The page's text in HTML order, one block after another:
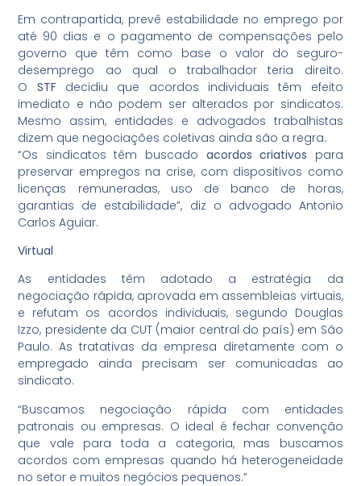
Em contrapartida, prevê estabilidade no emprego por
até 90 dias e o pagamento de compensações pelo
governo que têm como base o valor do seguro-
desemprego ao qual o trabalhador teria direito.
O STF decidiu que acordos individuais têm efeito
imediato e não podem ser alterados por sindicatos.
Mesmo assim, entidades e advogados trabalhistas
dizem que negociações coletivas ainda são a regra.
“Os sindicatos têm buscado acordos criativos para
preservar empregos na crise, com dispositivos como
licenças remuneradas, uso de banco de horas,
garantias de estabilidade”, diz o advogado Antonio
Carlos Aguiar.
Virtual
As entidades têm adotado a estratégia da
negociação rápida, aprovada em assembleias virtuais,
e refutam os acordos individuais, segundo Douglas
Izzo, presidente da CUT (maior central do país) em São
Paulo. As tratativas da empresa diretamente com o
empregado ainda precisam ser comunicadas ao
sindicato.
“Buscamos negociação rápida com entidades
patronais ou empresas. O ideal é fechar convenção
que vale para toda a categoria, mas buscamos
acordos com empresas quando há heterogeneidade
no setor e muitos negócios pequenos.”